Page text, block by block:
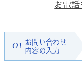
お電話
01 お問い合わせ
内容の入力